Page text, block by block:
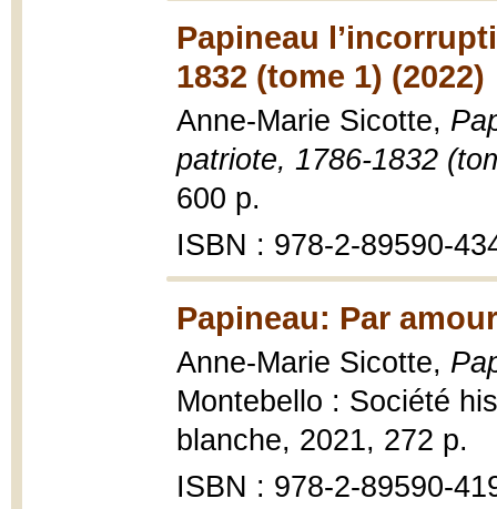
Papineau
1832 (tome 1) (2022)
Anne-Marie Sicotte,
patriote, 1786-1832
600 p.
ISBN : 978-2-89590-
Papineau: Par
Anne-Marie Sicotte,
Montebello : Société
blanche, 2021, 272 p.
ISBN : 978-2-89590-